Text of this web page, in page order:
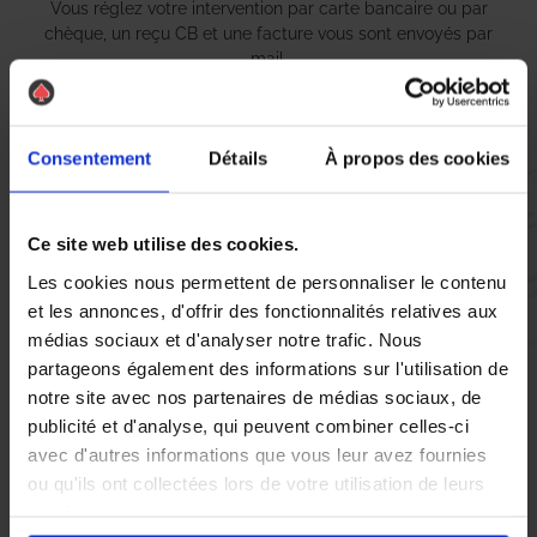
Consentement Détails À propos des cookies
Ce site web utilise des cookies.
Les cookies nous permettent de personnaliser le contenu
et les annonces, d'offrir des fonctionnalités relatives aux
médias sociaux et d'analyser notre trafic. Nous
partageons également des informations sur l'utilisation de
notre site avec nos partenaires de médias sociaux, de
publicité et d'analyse, qui peuvent combiner celles-ci
avec d'autres informations que vous leur avez fournies
ou qu'ils ont collectées lors de votre utilisation de leurs
Vous réglez votre intervention par carte bancaire ou par
chèque, un reçu CB et une facture vous sont envoyés par
mail.
Vous recevez une demande d’évaluation de votre expérience
avec l’équipe AS DE PIC.
Nous avons pensé à tout
À Bléré, la présence deguêpeset defrelons asiatiquespeut